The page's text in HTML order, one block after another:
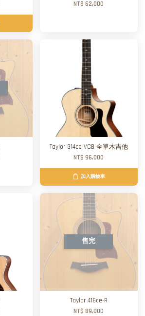
NT$ 62,000
Taylor 314ce VCB 全單木吉他
NT$ 96,000
加入購物車
售完
Taylor 416ce-R
NT$ 89,000